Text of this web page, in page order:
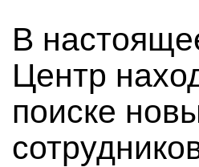
В
Центр
поиске